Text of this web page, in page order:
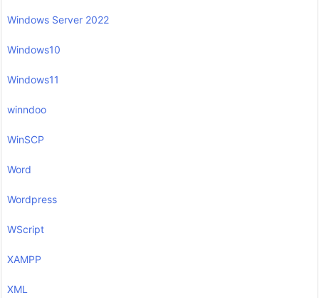
Windows Server 2022
Windows10
Windows11
winndoo
WinSCP
Word
Wordpress
WScript
XAMPP
XML